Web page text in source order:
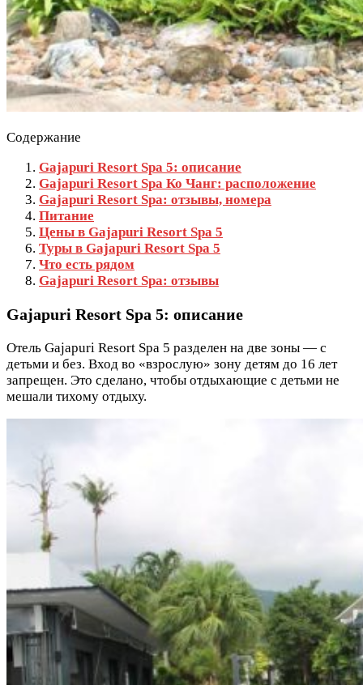
Содержание
Gajapuri Resort Spa 5: описание
Gajapuri Resort Spa Ко Чанг: расположение
Gajapuri Resort Spa: отзывы, номера
Питание
Цены в Gajapuri Resort Spa 5
Туры в Gajapuri Resort Spa 5
Что есть рядом
Gajapuri Resort Spa: отзывы
Gajapuri Resort Spa 5: описание
Отель Gajapuri Resort Spa 5 разделен на две зоны — с
детьми и без. Вход во «взрослую» зону детям до 16 лет
запрещен. Это сделано, чтобы отдыхающие с детьми не
мешали тихому отдыху.